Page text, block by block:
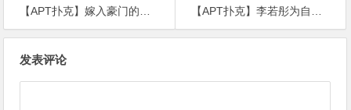
【APT扑克】嫁入豪门的郭碧婷还没领证，逛街被拍大概怀孕五六个月
【APT扑克】李若彤为自己庆生，曝光真实年龄首谈未婚原因
发表评论